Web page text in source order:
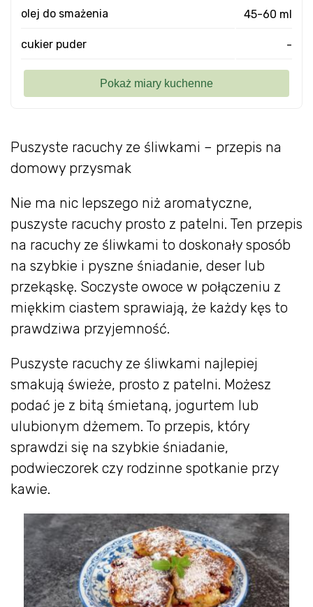
Puszyste racuchy ze śliwkami – przepis na
domowy przysmak
Nie ma nic lepszego niż aromatyczne,
puszyste racuchy prosto z patelni. Ten przepis
na racuchy ze śliwkami to doskonały sposób
na szybkie i pyszne śniadanie, deser lub
przekąskę. Soczyste owoce w połączeniu z
miękkim ciastem sprawiają, że każdy kęs to
prawdziwa przyjemność.
Puszyste racuchy ze śliwkami najlepiej
smakują świeże, prosto z patelni. Możesz
podać je z bitą śmietaną, jogurtem lub
ulubionym dżemem. To przepis, który
sprawdzi się na szybkie śniadanie,
podwieczorek czy rodzinne spotkanie przy
kawie.
olej do smażenia 45-60 ml
cukier puder -